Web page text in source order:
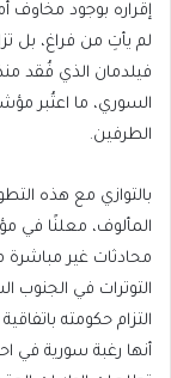
إقراره بوجود مخاوف
لم يأتِ من فراغ، بل
السوري، ما اعتُبر
الطرفين.
بالتوازي مع هذه
المألوف، معلنًا في
محادثات غير مباشرة
التوترات في الجنوب
أنها رغبة سورية في